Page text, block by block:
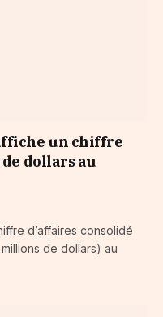
un chiffre
dollars au
d’affaires consolidé
de dollars) au